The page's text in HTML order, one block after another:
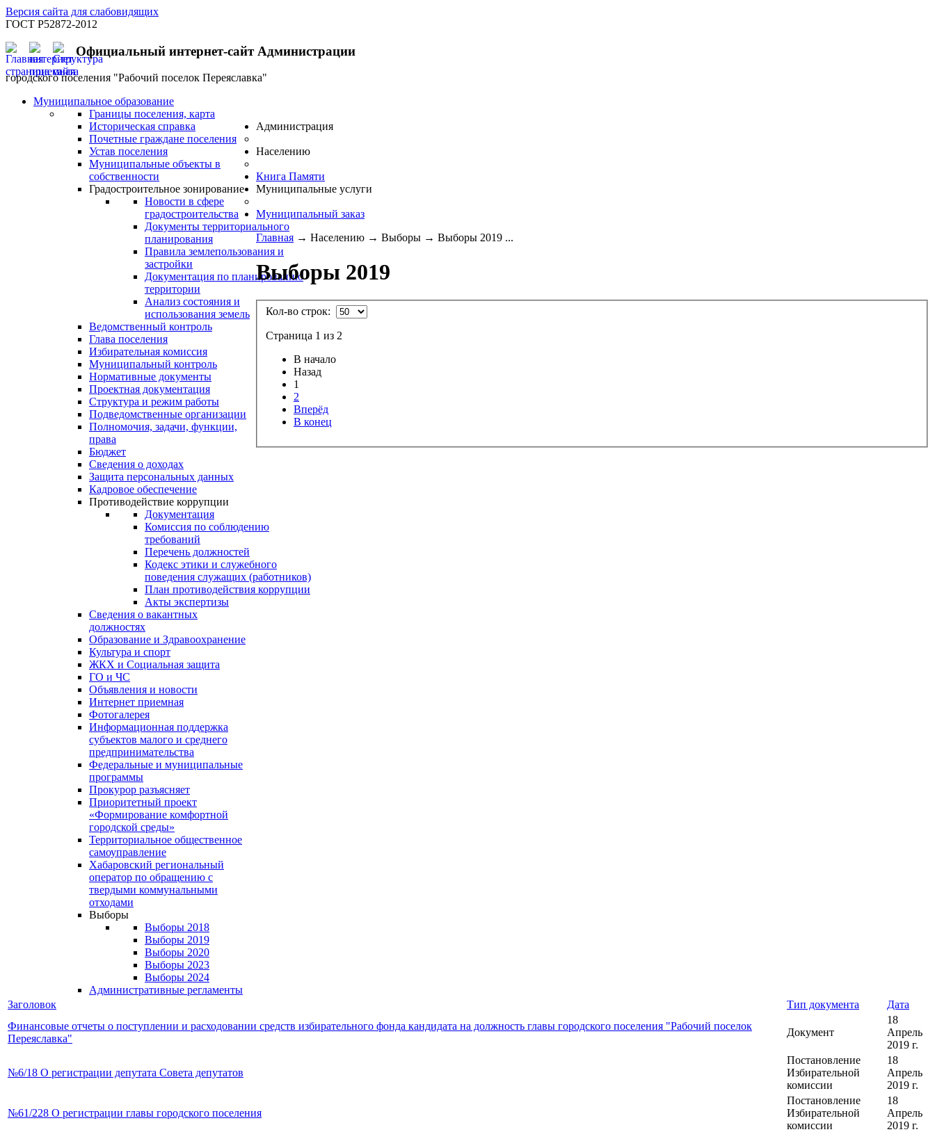
Версия сайта для слабовидящих
ГОСТ Р52872-2012
Официальный интернет-сайт Администрации
городского поселения "Рабочий поселок Переяславка"
Муниципальное образование
Границы поселения, карта
Историческая справка
Почетные граждане поселения
Устав поселения
Муниципальные объекты в
собственности
Градостроительное зонирование
Новости в сфере
градостроительства
Документы территориального
планирования
Правила землепользования и
застройки
Документация по планированию
территории
Анализ состояния и
использования земель
Ведомственный контроль
Глава поселения
Избирательная комиссия
Муниципальный контроль
Администрация
Нормативные документы
Проектная документация
Структура и режим работы
Подведомственные организации
Полномочия, задачи, функции,
права
Бюджет
Сведения о доходах
Защита персональных данных
Кадровое обеспечение
Противодействие коррупции
Документация
Комиссия по соблюдению
требований
Перечень должностей
Кодекс этики и служебного
поведения служащих (работников)
План противодействия коррупции
Акты экспертизы
Сведения о вакантных
должностях
Населению
Образование и Здравоохранение
Культура и спорт
ЖКХ и Социальная защита
ГО и ЧС
Объявления и новости
Интернет приемная
Фотогалерея
Информационная поддержка
субъектов малого и среднего
предпринимательства
Федеральные и муниципальные
программы
Прокурор разъясняет
Приоритетный проект
«Формирование комфортной
городской среды»
Территориальное общественное
самоуправление
Хабаровский региональный
оператор по обращению с
твердыми коммунальными
отходами
Выборы
Выборы 2018
Выборы 2019
Выборы 2020
Выборы 2023
Выборы 2024
Книга Памяти
Муниципальные услуги
Административные регламенты
Муниципальный заказ
Главная → Населению → Выборы → Выборы 2019 ...
Выборы 2019
Кол-во строк:
Страница 1 из 2
В начало
Назад
1
2
Вперёд
В конец
Заголовок Тип документа
Дата
Финансовые отчеты о поступлении и расходовании средств избирательного фонда кандидата на должность главы городского поселения "Рабочий поселок
Переяславка"
Документ
18
Апрель
2019 г.
№6/18 О регистрации депутата Совета депутатов
Постановление
Избирательной
комиссии
18
Апрель
2019 г.
№61/228 О регистрации главы городского поселения
Постановление
Избирательной
комиссии
18
Апрель
2019 г.